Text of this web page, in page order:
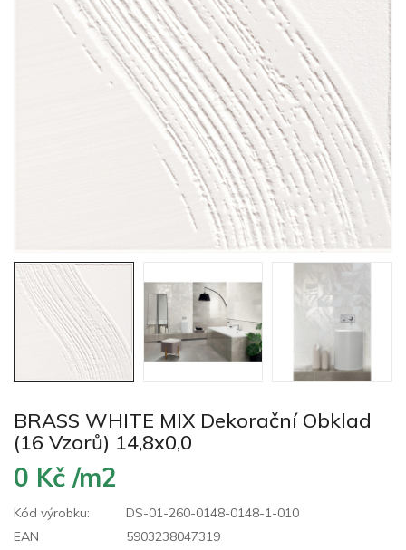
BRASS WHITE MIX Dekorační Obklad
(16 Vzorů) 14,8x0,0
0 Kč /m2
Kód výrobku:
DS-01-260-0148-0148-1-010
EAN
5903238047319